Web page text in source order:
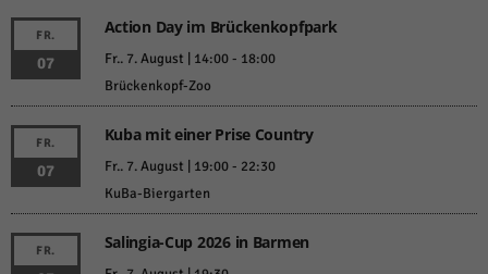
FR.
07
Action Day im Brückenkopfpark
Fr.. 7. August | 14:00- 18:00
Brückenkopf-Zoo
FR.
07
Kuba mit einer Prise Country
Fr.. 7. August | 19:00- 22:30
KuBa-Biergarten
FR. Salingia-Cup 2026 in Barmen